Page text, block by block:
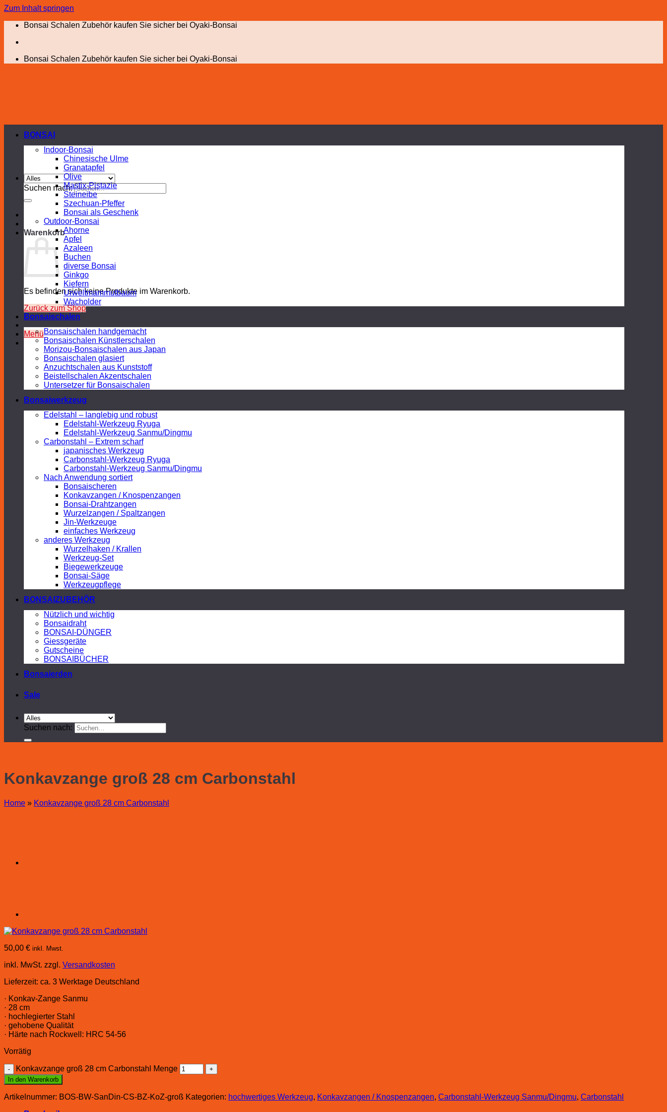
Zum Inhalt springen
Bonsai Schalen Zubehör kaufen Sie sicher bei Oyaki-Bonsai
Bonsai Schalen Zubehör kaufen Sie sicher bei Oyaki-Bonsai
Suchen nach:
Warenkorb
Es befinden sich keine Produkte im Warenkorb.
Zurück zum Shop
Menü
BONSAI
Indoor-Bonsai
Chinesische Ulme
Granatapfel
Olive
Mastix-Pistazie
Steineibe
Szechuan-Pfeffer
Bonsai als Geschenk
Outdoor-Bonsai
Ahorne
Apfel
Azaleen
Buchen
diverse Bonsai
Ginkgo
Kiefern
Urweltmammutbaum
Wacholder
Bonsaischalen
Bonsaischalen handgemacht
Bonsaischalen Künstlerschalen
Morizou-Bonsaischalen aus Japan
Bonsaischalen glasiert
Anzuchtschalen aus Kunststoff
Beistellschalen Akzentschalen
Untersetzer für Bonsaischalen
Bonsaiwerkzeug
Edelstahl – langlebig und robust
Edelstahl-Werkzeug Ryuga
Edelstahl-Werkzeug Sanmu/Dingmu
Carbonstahl – Extrem scharf
japanisches Werkzeug
Carbonstahl-Werkzeug Ryuga
Carbonstahl-Werkzeug Sanmu/Dingmu
Nach Anwendung sortiert
Bonsaischeren
Konkavzangen / Knospenzangen
Bonsai-Drahtzangen
Wurzelzangen / Spaltzangen
Jin-Werkzeuge
einfaches Werkzeug
anderes Werkzeug
Wurzelhaken / Krallen
Werkzeug-Set
Biegewerkzeuge
Bonsai-Säge
Werkzeugpflege
BONSAIZUBEHÖR
Nützlich und wichtig
Bonsaidraht
BONSAI-DÜNGER
Giessgeräte
Gutscheine
BONSAIBÜCHER
Bonsaierden
Sale
Suchen nach:
Konkavzange groß 28 cm Carbonstahl
Home » Konkavzange groß 28 cm Carbonstahl
50,00 € inkl. Mwst.
inkl. MwSt. zzgl. Versandkosten
Lieferzeit: ca. 3 Werktage Deutschland
· Konkav-Zange Sanmu
· 28 cm
· hochlegierter Stahl
· gehobene Qualität
· Härte nach Rockwell: HRC 54-56
Vorrätig
Konkavzange groß 28 cm Carbonstahl Menge
In den Warenkorb
Artikelnummer: BOS-BW-SanDin-CS-BZ-KoZ-groß Kategorien: hochwertiges Werkzeug, Konkavzangen / Knospenzangen, Carbonstahl-Werkzeug Sanmu/Dingmu, Carbonstahl